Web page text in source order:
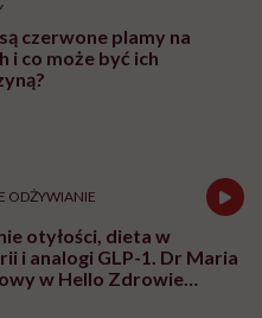
plamy na żołędzi są
do wizyty u
zaczynamy tracić już po
zrobić, to uznać utratę
za nieunikniony
starzenia”